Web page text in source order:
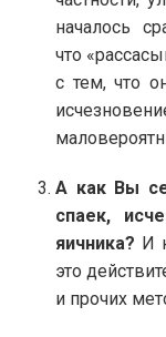
началось
что
с тем, что
А как Вы
спаек,
яичника? И
это
и прочих